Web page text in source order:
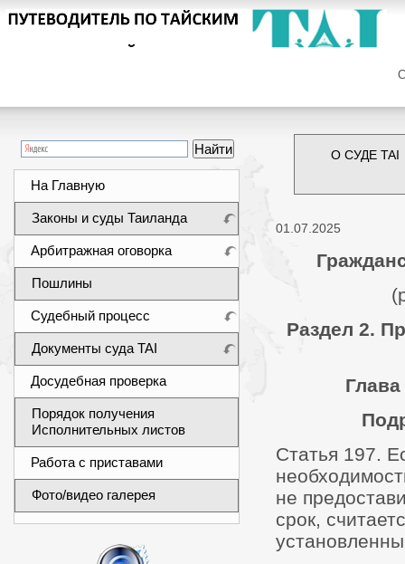
На Главную
Законы и суды Таиланда
Арбитражная оговорка
Пошлины
Судебный процесс
Документы суда TAI
Досудебная проверка
Порядок получения
Исполнительных листов
Работа с приставами
Фото/видео галерея
О СУДЕ TAI
01.07.2025
Раздел 2.
Статья 197.
не
срок,